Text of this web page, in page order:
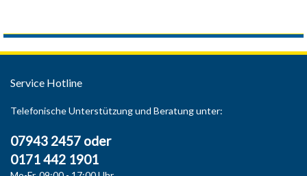
Service Hotline
Telefonische Unterstützung und Beratung unter:
07943 2457 oder
0171 442 1901